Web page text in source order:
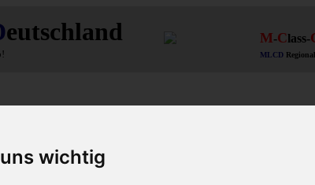
wichtig
eutschland M-Class-
MLCD